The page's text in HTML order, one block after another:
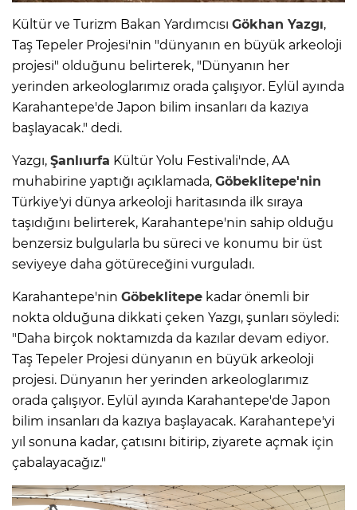
Kültür ve Turizm Bakan Yardımcısı Gökhan Yazgı,
Taş Tepeler Projesi'nin "dünyanın en büyük arkeoloji
projesi" olduğunu belirterek, "Dünyanın her
yerinden arkeologlarımız orada çalışıyor. Eylül ayında
Karahantepe'de Japon bilim insanları da kazıya
başlayacak." dedi.
Yazgı, Şanlıurfa Kültür Yolu Festivali'nde, AA
muhabirine yaptığı açıklamada, Göbeklitepe'nin
Türkiye'yi dünya arkeoloji haritasında ilk sıraya
taşıdığını belirterek, Karahantepe'nin sahip olduğu
benzersiz bulgularla bu süreci ve konumu bir üst
seviyeye daha götüreceğini vurguladı.
Karahantepe'nin Göbeklitepe kadar önemli bir
nokta olduğuna dikkati çeken Yazgı, şunları söyledi:
"Daha birçok noktamızda da kazılar devam ediyor.
Taş Tepeler Projesi dünyanın en büyük arkeoloji
projesi. Dünyanın her yerinden arkeologlarımız
orada çalışıyor. Eylül ayında Karahantepe'de Japon
bilim insanları da kazıya başlayacak. Karahantepe'yi
yıl sonuna kadar, çatısını bitirip, ziyarete açmak için
çabalayacağız."